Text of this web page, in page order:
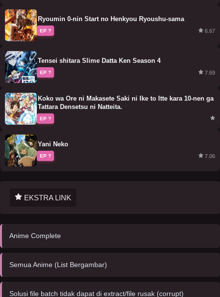
Ryoumin 0-nin Start no Henkyou Ryoushu-sama
EP ? 6.67
Tensei shitara Slime Datta Ken Season 4
EP ? 7.69
Koko wa Ore ni Makasete Saki ni Ike to Itte kara 10-nen ga
Tattara Densetsu ni Natteita.
EP ?
Yani Neko
EP ? 7.06
EKSTRA LINK
Anime Complete
Semua Anime (List Bergambar)
Solusi file batch tidak dapat di extract/file rusak (corrupt)